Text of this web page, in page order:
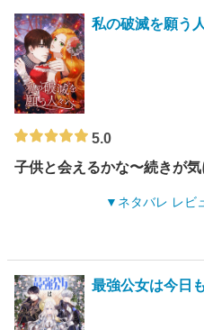
私の破滅を願う
5.0
子供と会えるかな〜続きが気
ネタバレ レビ
最強公女は今日